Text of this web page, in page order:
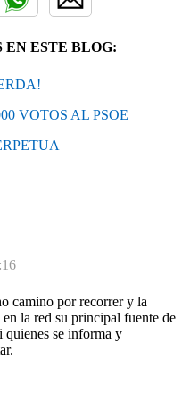
EN ESTE BLOG:
VOTOS AL PSOE
camino por recorrer y la
la red su principal fuente de
quienes se informa y